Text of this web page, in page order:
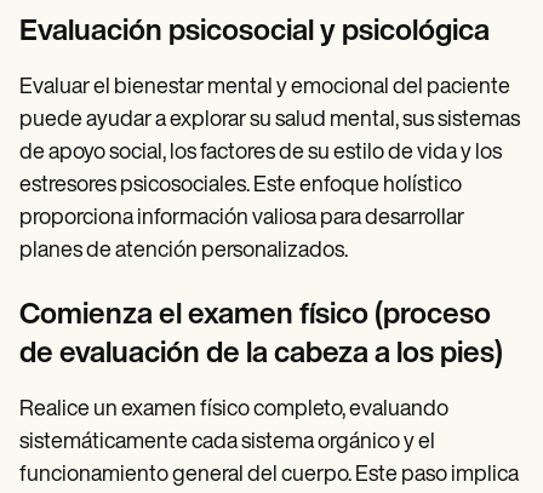
Evaluación psicosocial y psicológica
Evaluar el bienestar mental y emocional del paciente
puede ayudar a explorar su salud mental, sus sistemas
de apoyo social, los factores de su estilo de vida y los
estresores psicosociales. Este enfoque holístico
proporciona información valiosa para desarrollar
planes de atención personalizados.
Comienza el examen físico (proceso
de evaluación de la cabeza a los pies)
Realice un examen físico completo, evaluando
sistemáticamente cada sistema orgánico y el
funcionamiento general del cuerpo. Este paso implica